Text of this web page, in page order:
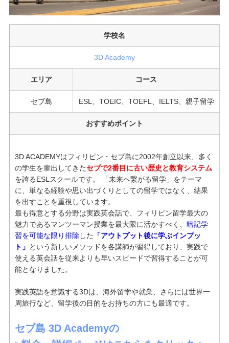
学校名
3D Academy
エリア コース
セブ島 ESL、TOEIC、TOEFL、IELTS、親子留学
おすすめポイント
3D ACADEMYはフィリピン・セブ島に2002年創立以来、多く
の学生を輩出してきたセブで2番目に古い歴史と教育システム
を誇るESLスクールです。 「未来へ繋がる留学」をテーマ
に、単なる経験や思い出づくりとしての留学ではなく、結果
を出すことを重視しています。
最も得意とする分野は実践英会話で、フィリピン留学最大の
魅力であるマンツーマン授業を最大限に活かすべく、 暗記学
習を可能な限り排除 した
「アウトプット後に学ぶインプッ
ト」 という新しいメソッドを各講師が習得しており、実践で
使える英会話を従来よりも早いスピードで習得することが可
能となりました。
実践英語を意識する3Dは、海外留学や就業、さらには世界一
周旅行など、留学後の目的をお持ちの方にも最適です。
セブ島 3D Academyの